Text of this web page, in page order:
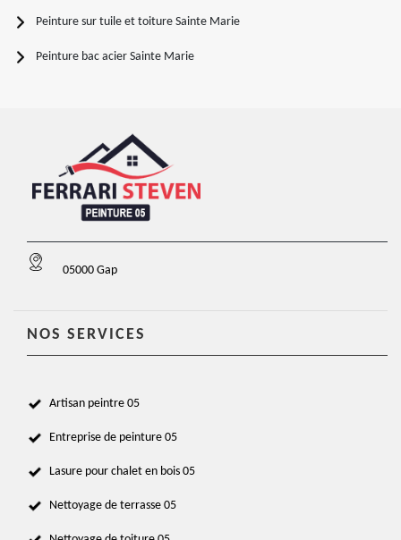
Peinture sur tuile et toiture Sainte Marie
Peinture bac acier Sainte Marie
05000 Gap
NOS SERVICES
Artisan peintre 05
Entreprise de peinture 05
Lasure pour chalet en bois 05
Nettoyage de terrasse 05